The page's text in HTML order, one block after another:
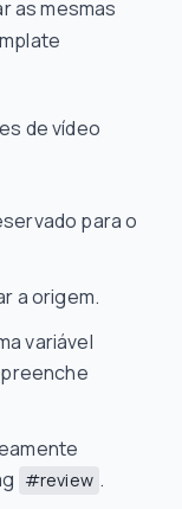
as mesmas
de vídeo
para o
a origem.
variável
#review .